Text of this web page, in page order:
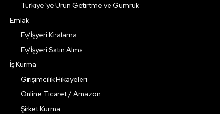
Türkiye’ye Ürün Getirtme ve Gümrük
Emlak
Ev/İşyeri Kiralama
Ev/İşyeri Satın Alma
İş Kurma
Girişimcilik Hikayeleri
Online Ticaret / Amazon
Şirket Kurma